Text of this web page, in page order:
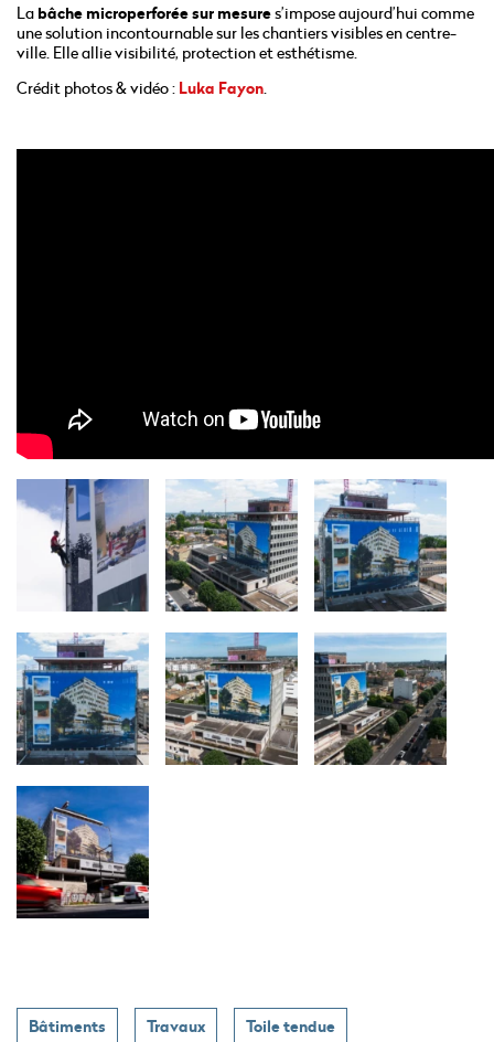
La bâche microperforée sur mesures’impose aujourd’hui comme
une solution incontournable sur les chantiers visibles en centre-
ville. Elle allie visibilité, protection et esthétisme.
Crédit photos & vidéo : Luka Fayon.
Bâtiments Travaux Toile tendue